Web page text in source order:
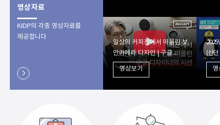
영상자료
KIDP의 각종 영상자료를
제공합니다
chevron_right
일상의 커피잔에서 떠올린 보
안카메라 디자인 | 구글...
영상보기
2025
(산단